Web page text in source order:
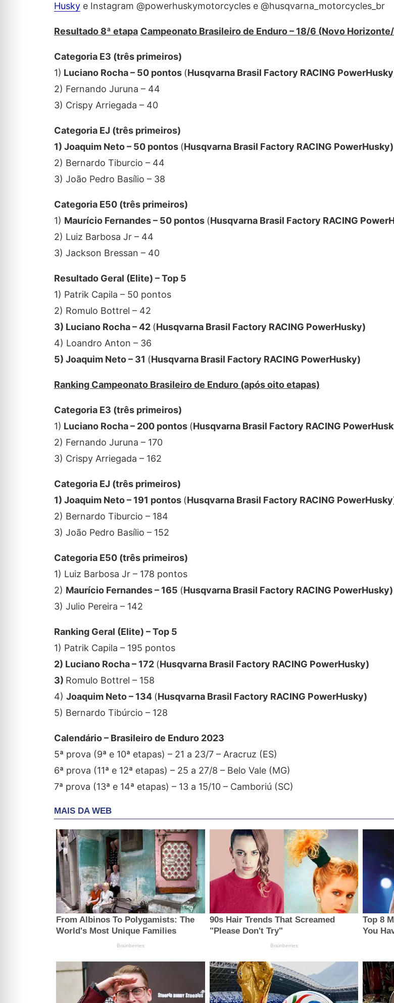
Huskye Instagram @powerhuskymotorcycles e @husqvarna_motorcycles_br
Resultado 8ª etapa Campeonato Brasileiro de Enduro – 18/6 (Novo
Categoria E3 (três primeiros)
1) Luciano Rocha – 50 pontos (Husqvarna Brasil Factory RACING
2) Fernando Juruna – 44
3) Crispy Arriegada – 40
Categoria EJ (três primeiros)
1) Joaquim Neto – 50 pontos (Husqvarna Brasil Factory RACING PowerHusky)
2) Bernardo Tiburcio – 44
3) João Pedro Basílio – 38
Categoria E50 (três primeiros)
1) Maurício Fernandes – 50 pontos (Husqvarna Brasil Factory RACING
2) Luiz Barbosa Jr – 44
3) Jackson Bressan – 40
Resultado Geral (Elite) – Top 5
1) Patrik Capila – 50 pontos
2) Romulo Bottrel – 42
3) Luciano Rocha – 42 (Husqvarna Brasil Factory RACING PowerHusky)
4) Loandro Anton – 36
5) Joaquim Neto – 31 (Husqvarna Brasil Factory RACING PowerHusky)
Ranking Campeonato Brasileiro de Enduro (após oito etapas)
Categoria E3 (três primeiros)
1) Luciano Rocha – 200 pontos (Husqvarna Brasil Factory RACING
2) Fernando Juruna – 170
3) Crispy Arriegada – 162
Categoria EJ (três primeiros)
1) Joaquim Neto – 191 pontos (Husqvarna Brasil Factory RACING
2) Bernardo Tiburcio – 184
3) João Pedro Basílio – 152
Categoria E50 (três primeiros)
1) Luiz Barbosa Jr – 178 pontos
2) Maurício Fernandes – 165 (Husqvarna Brasil Factory RACING PowerHusky)
3) Julio Pereira – 142
Ranking Geral (Elite) – Top 5
1) Patrik Capila – 195 pontos
2) Luciano Rocha – 172 (Husqvarna Brasil Factory RACING PowerHusky)
3) Romulo Bottrel – 158
4) Joaquim Neto – 134 (Husqvarna Brasil Factory RACING PowerHusky)
5) Bernardo Tibúrcio – 128
Calendário – Brasileiro de Enduro 2023
5ª prova (9ª e 10ª etapas) – 21 a 23/7 – Aracruz (ES)
6ª prova (11ª e 12ª etapas) – 25 a 27/8 – Belo Vale (MG)
7ª prova (13ª e 14ª etapas) – 13 a 15/10 – Camboriú (SC)